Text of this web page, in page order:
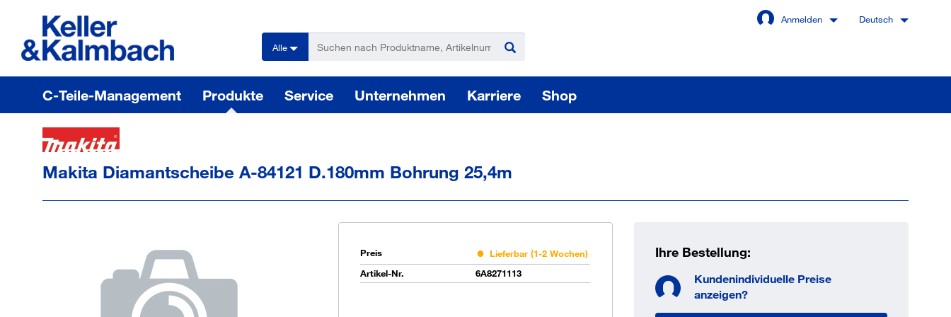
Anmelden
Anmelden
Sie sind noch kein Kunde
Deutsch
Alle
C-Teile-Management Produkte Service Unternehmen Karriere Shop
Makita Diamantscheibe A-84121 D.180mm Bohrung 25,4m
Preis
Lieferbar (1-2 Wochen)
Artikel-Nr.
6A8271113
Ihre Bestellung:
Kundenindividuelle Preise
anzeigen?